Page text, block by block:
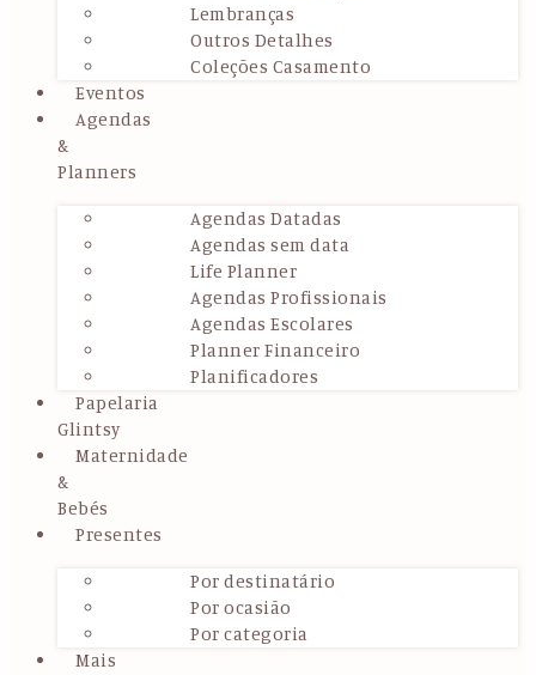
Lembranças
Outros Detalhes
Coleções Casamento
Eventos
Agendas
&
Planners
Agendas Datadas
Agendas sem data
Life Planner
Agendas Profissionais
Agendas Escolares
Planner Financeiro
Planificadores
Papelaria
Glintsy
Maternidade
&
Bebés
Presentes
Por destinatário
Por ocasião
Por categoria
Mais